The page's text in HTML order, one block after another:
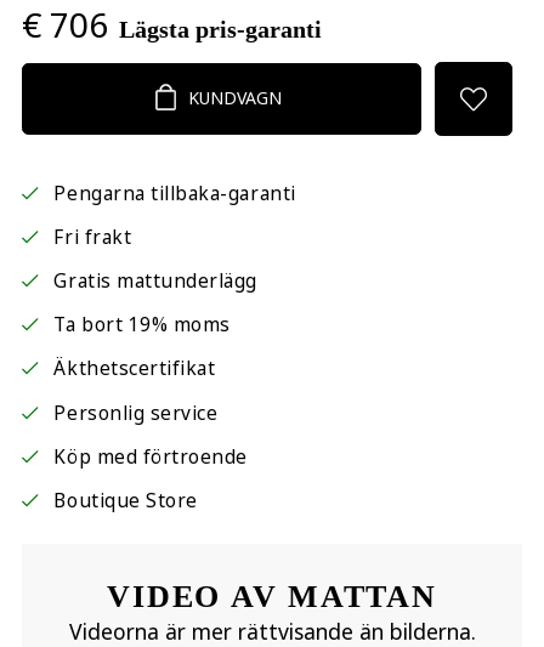
€ 706 Lägsta pris-garanti
KUNDVAGN
Pengarna tillbaka-garanti
Fri frakt
Gratis mattunderlägg
Ta bort 19% moms
Äkthetscertifikat
Personlig service
Köp med förtroende
Boutique Store
VIDEO AV MATTAN
Videorna är mer rättvisande än bilderna.